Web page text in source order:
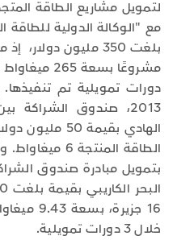
لتمويل مشاريع الطاقة
مع "الوكالة الدولية للطاقة
دورات تمويلية تم
2013، صندوق الشراكة
بتمويل مبادرة صندوق
16
خلال 3 دورات تمويلية.